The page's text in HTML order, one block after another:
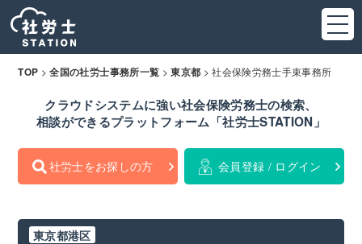
TOP >全国の社労士事務所一覧 >東京都 >社会保険労務士手束事務所
クラウドシステムに強い社会保険労務士の検索、
相談ができるプラットフォーム「社労士STATION」
社労士をお探しの方 会員登録 / ログイン
東京都港区